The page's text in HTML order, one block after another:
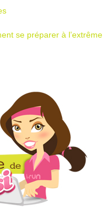
se préparer à l’extrême